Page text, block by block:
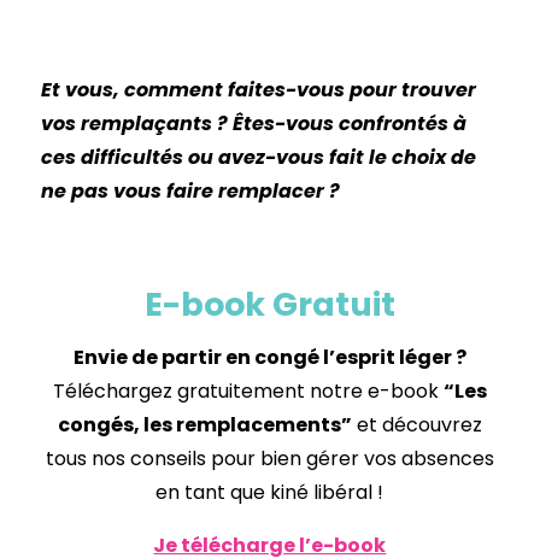
Et vous, comment faites-vous pour trouver
vos remplaçants ? Êtes-vous confrontés à
ces difficultés ou avez-vous fait le choix de
ne pas vous faire remplacer ?
E-book Gratuit
Envie de partir en congé l’esprit léger ?
Téléchargez gratuitement notre e-book“Les
congés, les remplacements” et découvrez
tous nos conseils pour bien gérer vos absences
en tant que kiné libéral !
Je télécharge l’e-book